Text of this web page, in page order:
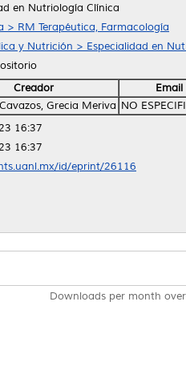
en Nutriología Clínica
> RM Terapéutica, Farmacología
y Nutrición > Especialidad en
Creador
Email
Grecia Meriva NO
16:37
16:37
id/eprint/26116
Downloads per month